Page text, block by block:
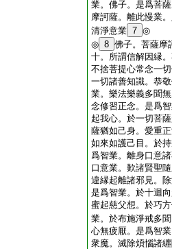
業。佛子。是爲菩
摩訶薩。離此慢業
清淨意業 7 ◎
◎ 8 佛子。菩薩摩
十。所謂信解因縁
不捨菩提心常念一
一切諸善知識。恭
業。樂法樂義多聞
念修習正念。是爲
起我心。於一切菩
薩猶如己身。愛重
如來如護己目。於
爲智業。離身口意
口意業。歎諸賢聖
違縁起離諸邪見。
是爲智業。於十迴
蜜起慈父想。於巧
業。於布施淨戒多
心無疲厭。是爲智
衆魔。滅除煩惱諸